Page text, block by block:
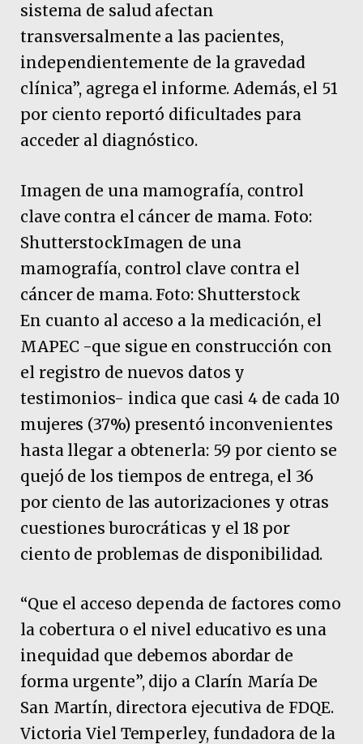
sistema de salud afectan
transversalmente a las pacientes,
independientemente de la gravedad
clínica”, agrega el informe. Además, el 51
por ciento reportó dificultades para
acceder al diagnóstico.
Imagen de una mamografía, control
clave contra el cáncer de mama. Foto:
ShutterstockImagen de una
mamografía, control clave contra el
cáncer de mama. Foto: Shutterstock
En cuanto al acceso a la medicación, el
MAPEC -que sigue en construcción con
el registro de nuevos datos y
testimonios- indica que casi 4 de cada 10
mujeres (37%) presentó inconvenientes
hasta llegar a obtenerla: 59 por ciento se
quejó de los tiempos de entrega, el 36
por ciento de las autorizaciones y otras
cuestiones burocráticas y el 18 por
ciento de problemas de disponibilidad.
“Que el acceso dependa de factores como
la cobertura o el nivel educativo es una
inequidad que debemos abordar de
forma urgente”, dijo a Clarín María De
San Martín, directora ejecutiva de FDQE.
Victoria Viel Temperley, fundadora de la